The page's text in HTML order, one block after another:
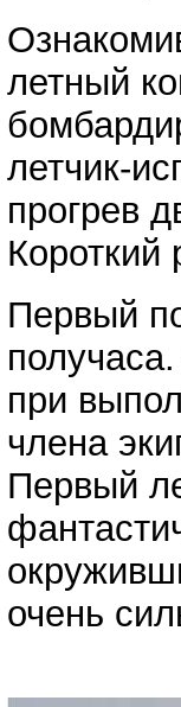
летный
летчик-
прогрев
Короткий
Первый
при
члена
Первый
очень